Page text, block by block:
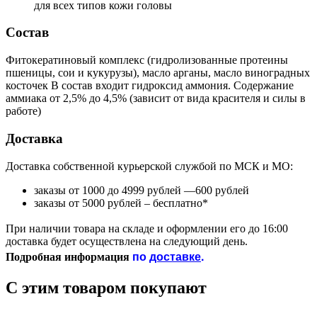
для всех типов кожи головы
Состав
Фитокератиновый комплекс (гидролизованные протеины
пшеницы, сои и кукурузы), масло арганы, масло виноградных
косточек В состав входит гидроксид аммония. Содержание
аммиака от 2,5% до 4,5% (зависит от вида красителя и силы в
работе)
Доставка
Доставка собственной курьерской службой по МСК и МО:
заказы от 1000 до 4999 рублей —600 рублей
заказы от 5000 рублей – бесплатно*
При наличии товара на складе и оформлении его до 16:00
доставка будет осуществлена на следующий день.
Подробная информация подоставке.
С этим товаром покупают